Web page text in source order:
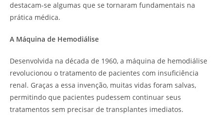
destacam-se algumas que se tornaram fundamentais na
prática médica.
A Máquina de Hemodiálise
Desenvolvida na década de 1960, a máquina de hemodiálise
revolucionou o tratamento de pacientes com insuficiência
renal. Graças a essa invenção, muitas vidas foram salvas,
permitindo que pacientes pudessem continuar seus
tratamentos sem precisar de transplantes imediatos.